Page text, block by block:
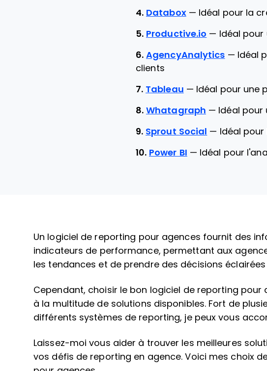
4. Databox — Idéal pour la
5. Productive.io — Idéal
6. AgencyAnalytics — Idéal
clients
7. Tableau — Idéal pour une
8. Whatagraph — Idéal
9. Sprout Social — Idéal
10. Power BI — Idéal pour
Un logiciel de reporting pour agences fournit des
indicateurs de performance, permettant aux
les tendances et de prendre des décisions
Cependant, choisir le bon logiciel de reporting pour
à la multitude de solutions disponibles. Fort de
différents systèmes de reporting, je peux vous
Laissez-moi vous aider à trouver les meilleures
vos défis de reporting en agence. Voici mes choix